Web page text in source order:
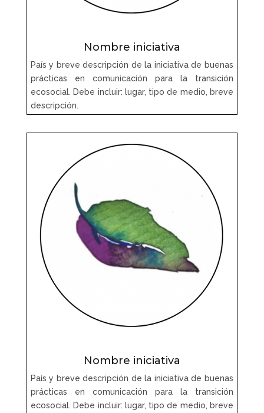
Nombre iniciativa
País y breve descripción de la iniciativa de buenas
prácticas en comunicación para la transición
ecosocial. Debe incluir: lugar, tipo de medio, breve
descripción.
Nombre iniciativa
País y breve descripción de la iniciativa de buenas
prácticas en comunicación para la transición
ecosocial. Debe incluir: lugar, tipo de medio, breve